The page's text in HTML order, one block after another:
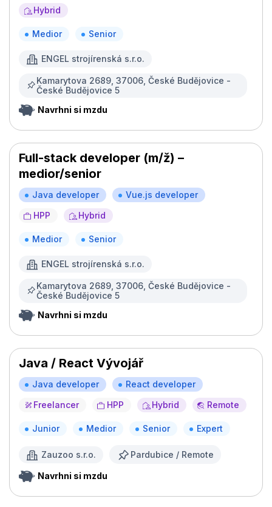
Hybrid
Medior Senior
ENGEL strojírenská s.r.o.
Kamarytova 2689, 37006, České Budějovice -
České Budějovice 5
Navrhni si mzdu
Full-stack developer (m/ž) –
medior/senior
Java developer
Vue.js developer
HPP
Hybrid
Medior Senior
ENGEL strojírenská s.r.o.
Kamarytova 2689, 37006, České Budějovice -
České Budějovice 5
Navrhni si mzdu
Java / React Vývojář
Java developer
React developer
Freelancer
HPP Hybrid Remote
Junior Medior Senior Expert
Zauzoo s.r.o. Pardubice / Remote
Navrhni si mzdu